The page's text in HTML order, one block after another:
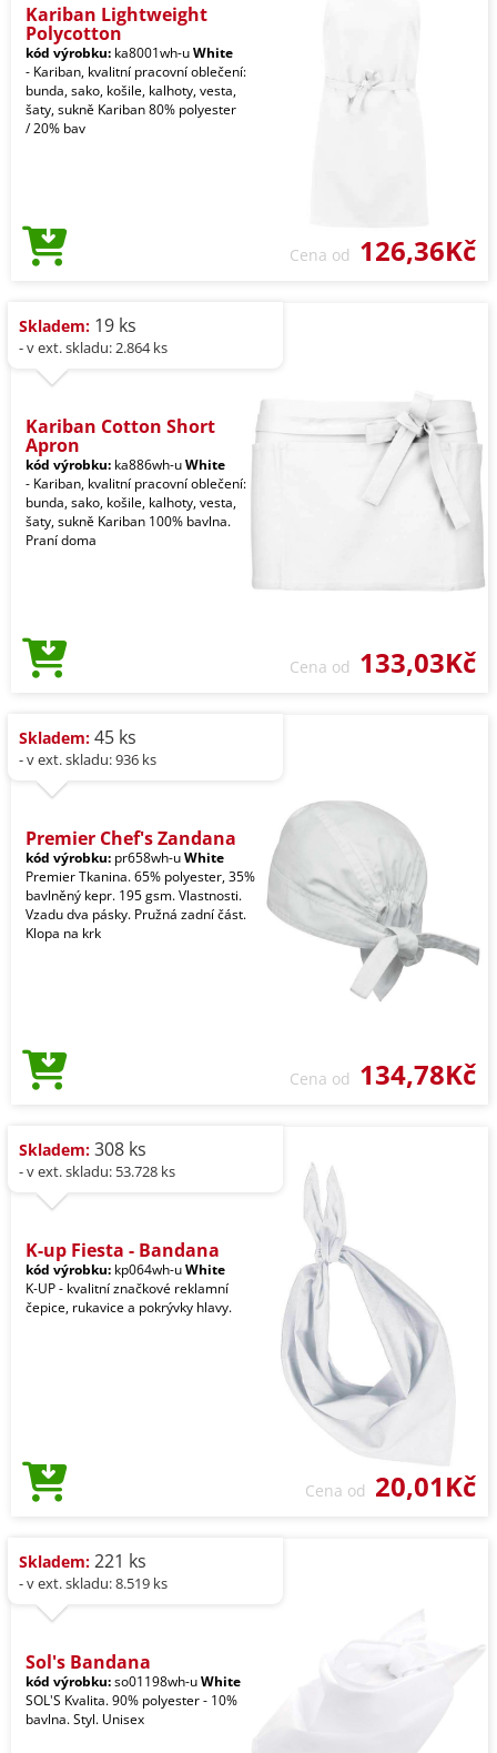
Kariban Lightweight
Polycotton
kód výrobku: ka8001wh-uWhite
- Kariban, kvalitní pracovní oblečení:
bunda, sako, košile, kalhoty, vesta,
šaty, sukně Kariban 80% polyester
/ 20% bav
Cena od 126,36Kč
Skladem: 19 ks
- v ext. skladu: 2.864 ks
Kariban Cotton Short
Apron
kód výrobku: ka886wh-uWhite
- Kariban, kvalitní pracovní oblečení:
bunda, sako, košile, kalhoty, vesta,
šaty, sukně Kariban 100% bavlna.
Praní doma
Cena od 133,03Kč
Skladem: 45 ks
- v ext. skladu: 936 ks
Premier Chef's Zandana
kód výrobku: pr658wh-uWhite
Premier Tkanina. 65% polyester, 35%
bavlněný kepr. 195 gsm. Vlastnosti.
Vzadu dva pásky. Pružná zadní část.
Klopa na krk
Cena od 134,78Kč
Skladem: 308 ks
- v ext. skladu: 53.728 ks
K-up Fiesta - Bandana
kód výrobku: kp064wh-uWhite
K-UP - kvalitní značkové reklamní
čepice, rukavice a pokrývky hlavy.
Cena od 20,01Kč
Skladem: 221 ks
- v ext. skladu: 8.519 ks
Sol's Bandana
kód výrobku:so01198wh-uWhite
SOL'S Kvalita. 90% polyester - 10%
bavlna. Styl. Unisex